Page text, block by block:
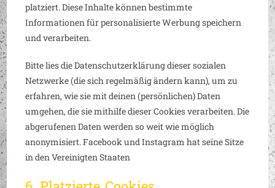
platziert. Diese Inhalte können bestimmte
Informationen für personalisierte Werbung speichern
und verarbeiten.
Bitte lies die Datenschutzerklärung dieser sozialen
Netzwerke (die sich regelmäßig ändern kann), um zu
erfahren, wie sie mit deinen (persönlichen) Daten
umgehen, die sie mithilfe dieser Cookies verarbeiten. Die
abgerufenen Daten werden so weit wie möglich
anonymisiert. Facebook und Instagram hat seine Sitze
in den Vereinigten Staaten